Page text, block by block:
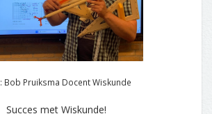
Bob Pruiksma Docent Wiskunde
Succes met Wiskunde!